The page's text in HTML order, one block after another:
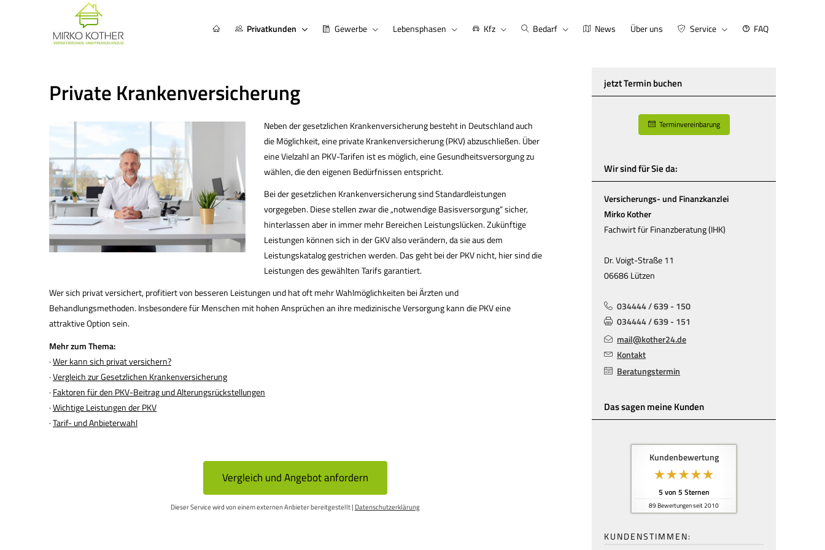
Privatkunden Gewerbe Lebensphasen Kfz Bedarf News Über uns Service FAQ
jetzt Termin buchen
Terminvereinbarung
Wir sind für Sie da:
Versicherungs- und Finanzkanzlei
Mirko Kother
Fachwirt für Finanzberatung (IHK)
Dr. Voigt-Straße 11
06686 Lützen
034444 / 639 - 150
034444 / 639 - 151
mail@kother24.de
Kontakt
Beratungstermin
Das sagen meine Kunden
Kundenbewertung
5 von 5 Sternen
89 Bewertungen seit 2010
KUNDENSTIMMEN:
Private Kranken­ver­si­che­rung
Neben der gesetzlichen Kranken­ver­si­che­rung besteht in Deutschland auch
die Möglichkeit, eine private Kranken­ver­si­che­rung (PKV) abzuschließen. Über
eine Vielzahl an PKV-Tarifen ist es möglich, eine Gesundheitsversorgung zu
wählen, die den eigenen Bedürfnissen entspricht.
Bei der gesetzlichen Kranken­ver­si­che­rung sind Standardleistungen
vorgegeben. Diese stellen zwar die „notwendige Basisversorgung“ sicher,
hinterlassen aber in immer mehr Bereichen Leistungslücken. Zukünftige
Leistungen können sich in der GKV also verändern, da sie aus dem
Leistungskatalog gestrichen werden. Das geht bei der PKV nicht, hier sind die
Leistungen des gewählten Tarifs garantiert.
Wer sich privat versichert, profitiert von besseren Leistungen und hat oft mehr Wahlmöglichkeiten bei Ärzten und
Behandlungsmethoden. Insbesondere für Menschen mit hohen Ansprüchen an ihre medizinische Versorgung kann die PKV eine
attraktive Option sein.
Mehr zum Thema:
·Wer kann sich privat ver­sichern?
·Vergleich zur Gesetzlichen Kranken­ver­si­che­rung
· Faktoren für den PKV-Beitrag und Alterungsrückstellungen
·Wichtige Leistungen der PKV
·Tarif- und Anbieterwahl
Vergleich und An­ge­bot an­for­dern
Dieser Service wird von einem externen Anbieter bereitgestellt | Datenschutzerklärung